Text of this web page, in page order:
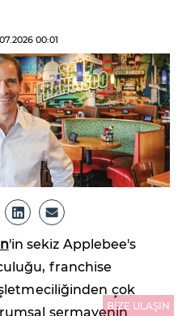
00:01
'in sekiz Applebee's
franchise
işletmeciliğinden çok
sermayeninBİZE ULAŞIN